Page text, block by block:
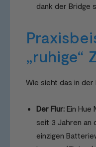
dank der Bridge
„ruhige“
Wie sieht das in der
Der Flur: Ein Hue
seit 3 Jahren an
einzigen